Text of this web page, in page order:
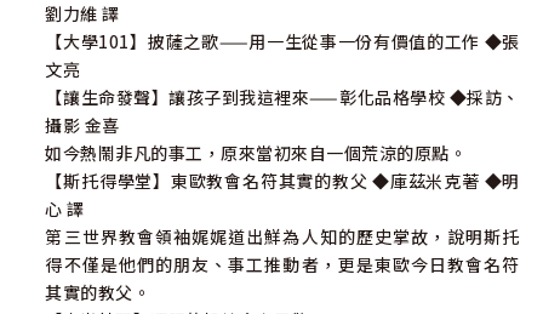
劉力維 譯
【大學101】披薩之歌——用一生從事一份有價值的工作 ◆張
文亮
【讓生命發聲】讓孩子到我這裡來——彰化品格學校 ◆採訪、
攝影 金喜
如今熱鬧非凡的事工，原來當初來自一個荒涼的原點。
【斯托得學堂】東歐教會名符其實的教父 ◆庫茲米克著 ◆明
心 譯
第三世界教會領袖娓娓道出鮮為人知的歷史掌故，說明斯托
得不僅是他們的朋友、事工推動者，更是東歐今日教會名符
其實的教父。